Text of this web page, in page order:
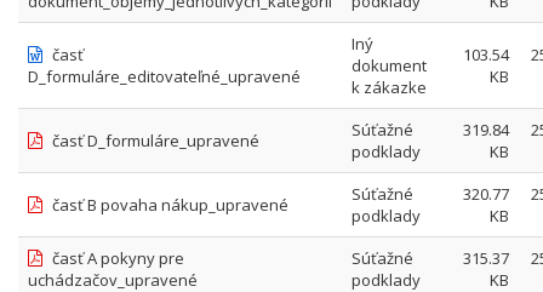
časť
D_formuláre_editovateľné_upravené
Iný
dokument
k zákazke
103.54
KB
časť D_formuláre_upravené
Súťažné
podklady
319.84
KB
časť B povaha nákup_upravené
Súťažné
podklady
320.77
KB
časť A pokyny pre
uchádzačov_upravené
Súťažné
podklady
315.37
KB